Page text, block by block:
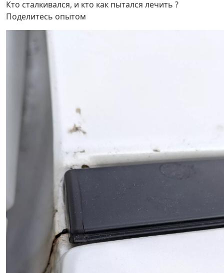
Кто сталкивался, и кто как пытался лечить ?
Поделитесь опытом